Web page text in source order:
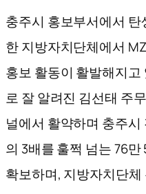
충주시 홍보부서에서 탄
한 지방자치단체에서
홍보 활동이 활발해지고
로 잘 알려진 김선태 주
널에서 활약하며 충주시
의 3배를 훌쩍 넘는 76
확보하며, 지방자치단